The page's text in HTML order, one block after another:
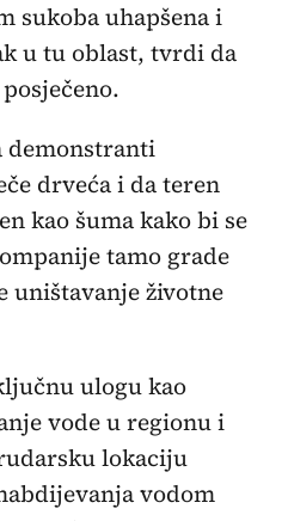
sukoba uhapšena i
u tu oblast, tvrdi da
demonstranti
drveća i da teren
kao šuma kako bi se
tamo grade
uništavanje životne
ulogu kao
vode u regionu i
lokaciju
vodom